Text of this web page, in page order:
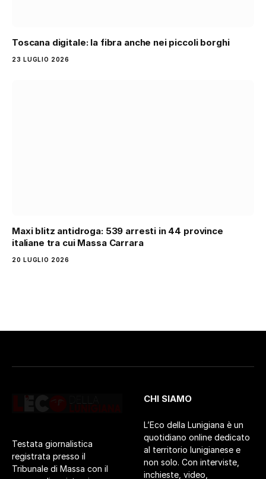
Toscana digitale: la fibra anche nei piccoli borghi
23 LUGLIO 2026
Maxi blitz antidroga: 539 arresti in 44 province
italiane tra cui Massa Carrara
20 LUGLIO 2026
Testata giornalistica
registrata presso il
Tribunale di Massa con il
CHI SIAMO
L’Eco della Lunigiana è un
quotidiano online dedicato
al territorio lunigianese e
non solo. Con interviste,
inchieste, video,